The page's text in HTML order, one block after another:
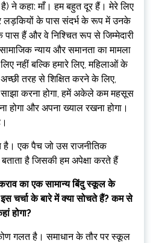
ने कहा: माँ। हम बहुत दूर हैं। मेरे लिए
लड़कियों के पास संदर्भ के रूप में उनके
पास हैं और वे निश्चित रूप से जिम्मेदारी
न्याय और समानता का मामला
नहीं बल्कि हमारे लिए, महिलाओं के
तरह से शिक्षित करने के लिए,
साझा करना होगा, हमें अकेले कम महसूस
होगा और अपना ख्याल रखना होगा।
एक पैच जो उस राजनीतिक
है जिसकी हम अपेक्षा करते हैं
का एक सामान्य बिंदु स्कूल के
चर्चा के बारे में क्या सोचते हैं? कम से
होगा?
गलत है। समाधान के तौर पर स्कूल